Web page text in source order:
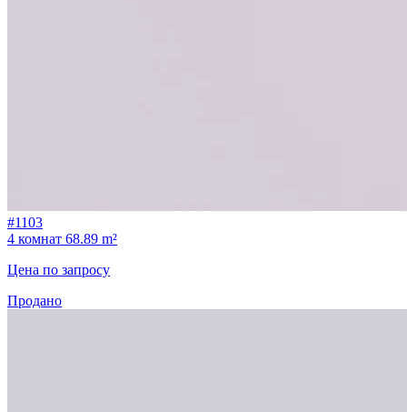
#1103
4 комнат 68.89 m²
Цена по запросу
Продано